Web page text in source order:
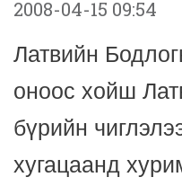
2008-04-15 09:54
Латвийн
оноос хойш
бүрийн
хугацаанд